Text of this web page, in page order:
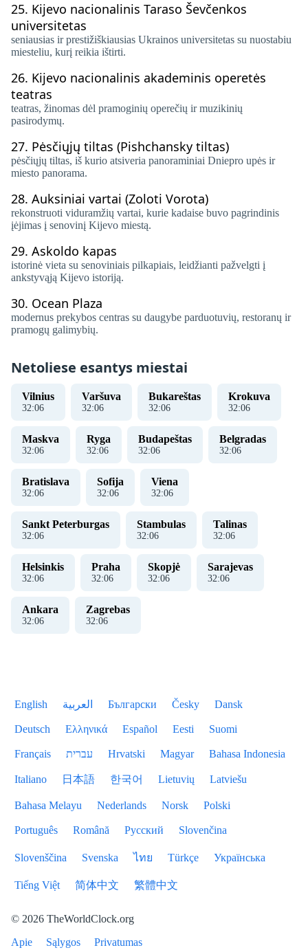
25. Kijevo nacionalinis Taraso Ševčenkos
universitetas
seniausias ir prestižiškiausias Ukrainos universitetas su nuostabiu
miesteliu, kurį reikia ištirti.
26. Kijevo nacionalinis akademinis operetės
teatras
teatras, žinomas dėl pramoginių operečių ir muzikinių
pasirodymų.
27. Pėsčiųjų tiltas (Pishchansky tiltas)
pėsčiųjų tiltas, iš kurio atsiveria panoraminiai Dniepro upės ir
miesto panorama.
28. Auksiniai vartai (Zoloti Vorota)
rekonstruoti viduramžių vartai, kurie kadaise buvo pagrindinis
įėjimas į senovinį Kijevo miestą.
29. Askoldo kapas
istorinė vieta su senoviniais pilkapiais, leidžianti pažvelgti į
ankstyvąją Kijevo istoriją.
30. Ocean Plaza
modernus prekybos centras su daugybe parduotuvių, restoranų ir
pramogų galimybių.
Netoliese esantys miestai
Vilnius
32:07
Varšuva
32:07
Bukareštas
32:07
Krokuva
32:07
Maskva
32:07
Ryga
32:07
Budapeštas
32:07
Belgradas
32:07
Bratislava
32:07
Sofija
32:07
Viena
32:07
Sankt Peterburgas
32:07
Stambulas
32:07
Talinas
32:07
Helsinkis
32:07
Praha
32:07
Skopjė
32:07
Sarajevas
32:07
Ankara
32:07
Zagrebas
32:07
English العربية Български Česky Dansk
Deutsch Ελληνικά Español Eesti Suomi
Français עברית Hrvatski Magyar Bahasa Indonesia
Italiano 日本語 한국어 Lietuvių Latviešu
Bahasa Melayu Nederlands Norsk Polski
Português Română Русский Slovenčina
Slovenščina Svenska ไทย Türkçe Українська
Tiếng Việt 简体中文 繁體中文
© 2026 TheWorldClock.org
Apie
Sąlygos Privatumas